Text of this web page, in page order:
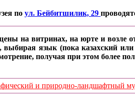
по ул. Бейбитшилик, 29
на витринах, на юрте и возле
выбирая язык (пока казахский
получая при этом более
и природно-ландшафтный